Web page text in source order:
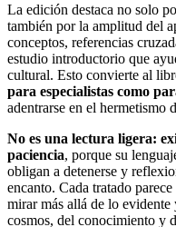
La edición destaca no solo
también por la amplitud del
conceptos, referencias
estudio introductorio que
cultural. Esto convierte al
para especialistas como
adentrarse en el hermetismo
No es una lectura ligera:
paciencia, porque su
obligan a detenerse y
encanto. Cada tratado
mirar más allá de lo evidente
cosmos, del conocimiento y